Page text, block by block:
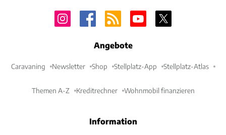
Angebote
Caravaning Newsletter Shop Stellplatz-App Stellplatz-Atlas
Themen A-Z Kreditrechner Wohnmobil finanzieren
Information